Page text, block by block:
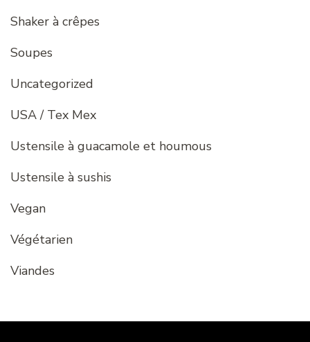
Shaker à crêpes
Soupes
Uncategorized
USA / Tex Mex
Ustensile à guacamole et houmous
Ustensile à sushis
Vegan
Végétarien
Viandes